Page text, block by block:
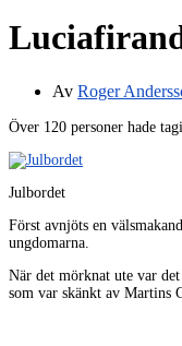
Av Roger
Över 120 personer hade
Julbordet
Först avnjöts en
ungdomarna.
När det mörknat ute var
som var skänkt av Martins